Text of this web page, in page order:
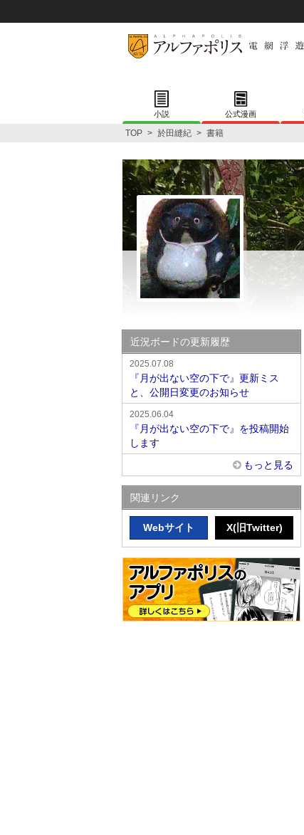
小説 公式漫画
TOP > 於田縫紀 > 書籍
近況ボードの更新履歴
2025.07.08
『月が出ない空の下で』更新ミス
と、公開日変更のお知らせ
2025.06.04
『月が出ない空の下で』を投稿開始
します
もっと見る
関連リンク
Webサイト X(旧Twitter)